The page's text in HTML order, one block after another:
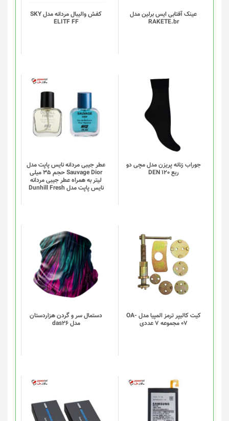
عینک آفتابی ایس برلین مدل
RAKETE.br
کفش والیبال مردانه مدل SKY
ELITF FF
گزینه
ها
محصول
انتخاب
جوراب زنانه پریزن مدل مچی دو
ربع DEN 120
این
محصول
دارای
انواع
مختلفی
می
گزینه
ها
انتخاب
شوند
عطر جیبی مردانه نایس پاپت مدل
Sauvage Dior حجم 35 میلی
لیتر به همراه عطر جیبی مردانه
نایس پاپت مدل Dunhill Fresh
کیت کالیپر ترمز المپیا مدل OA-
07 مجموعه 7 عددی
دستمال سر و گردن هزاردستان
مدل das26
این
محصول
دارای
انواع
مختلفی
می
گزینه
ها
محصول
شوند